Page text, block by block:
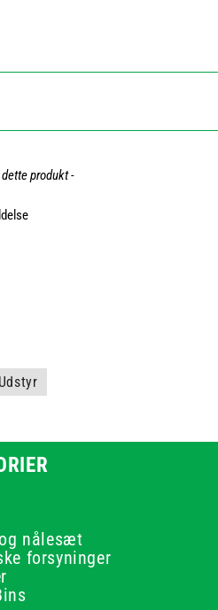
produkt -
Udstyr
nålesæt
forsyninger